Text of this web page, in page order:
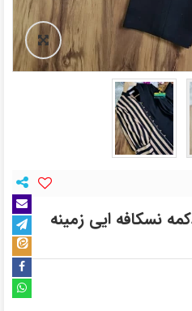
نسکافه ایی زمینه